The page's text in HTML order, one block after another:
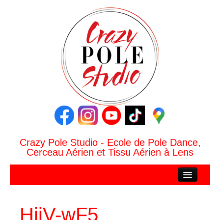
Crazy Pole Studio - Ecole de Pole Dance,
Cerceau Aérien et Tissu Aérien à Lens
Le Studio Crazy Pole
HjjV-wF5